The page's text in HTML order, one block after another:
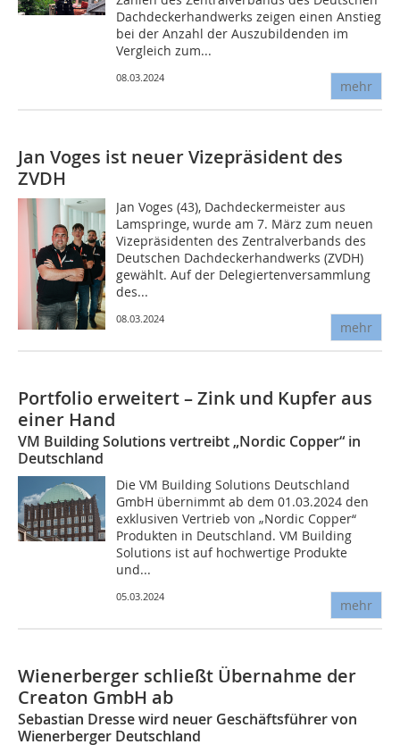
Dachdeckerhandwerks zeigen einen Anstieg
bei der Anzahl der Auszubildenden im
Vergleich zum...
08.03.2024
mehr
Jan Voges ist neuer Vizepräsident des
ZVDH
Jan Voges (43), Dachdeckermeister aus
Lamspringe, wurde am 7. März zum neuen
Vizepräsidenten des Zentralverbands des
Deutschen Dachdeckerhandwerks (ZVDH)
gewählt. Auf der Delegiertenversammlung
des...
08.03.2024
mehr
Portfolio erweitert – Zink und Kupfer aus
einer Hand
VM Building Solutions vertreibt „Nordic Copper“ in
Deutschland
Die VM Building Solutions Deutschland
GmbH übernimmt ab dem 01.03.2024 den
exklusiven Vertrieb von „Nordic Copper“
Produkten in Deutschland. VM Building
Solutions ist auf hochwertige Produkte
und...
05.03.2024
mehr
Wienerberger schließt Übernahme der
Creaton GmbH ab
Sebastian Dresse wird neuer Geschäftsführer von
Wienerberger Deutschland